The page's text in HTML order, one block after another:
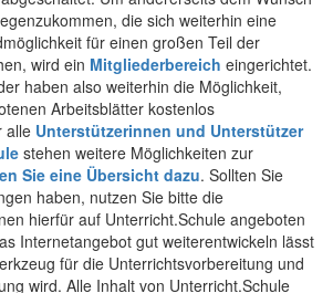
die sich weiterhin eine
für einen großen Teil der
wird ein Mitgliederbereich eingerichtet.
haben also weiterhin die Möglichkeit,
Arbeitsblätter kostenlos
alle Unterstützerinnen und Unterstützer
stehen weitere Möglichkeiten zur
Sie eine Übersicht dazu. Sollten Sie
haben, nutzen Sie bitte die
hierfür auf Unterricht.Schule angeboten
Internetangebot gut weiterentwickeln lässt
für die Unterrichtsvorbereitung und
wird. Alle Inhalt von Unterricht.Schule